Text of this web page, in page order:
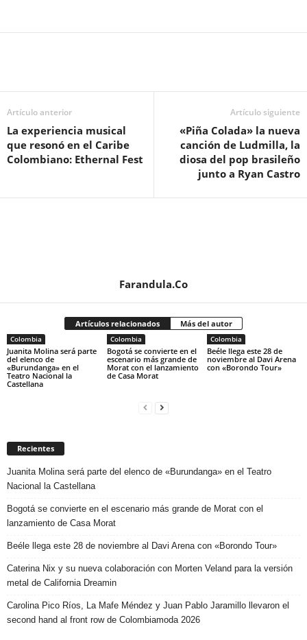
Artículo anterior
La experiencia musical
que resonó en el Caribe
Colombiano: Ethernal Fest
Artículo siguiente
«Piña Colada» la nueva
canción de Ludmilla, la
diosa del pop brasileño
junto a Ryan Castro
Farandula.Co
Artículos relacionados Más del autor
Colombia
Juanita Molina será parte
del elenco de
«Burundanga» en el
Teatro Nacional la
Castellana
Colombia
Bogotá se convierte en el
escenario más grande de
Morat con el lanzamiento
de Casa Morat
Colombia
Beéle llega este 28 de
noviembre al Davi Arena
con «Borondo Tour»
Recientes
Juanita Molina será parte del elenco de «Burundanga» en el Teatro
Nacional la Castellana
Bogotá se convierte en el escenario más grande de Morat con el
lanzamiento de Casa Morat
Beéle llega este 28 de noviembre al Davi Arena con «Borondo Tour»
Caterina Nix y su nueva colaboración con Morten Veland para la versión
metal de California Dreamin
Carolina Pico Ríos, La Mafe Méndez y Juan Pablo Jaramillo llevaron el
second hand al front row de Colombiamoda 2026